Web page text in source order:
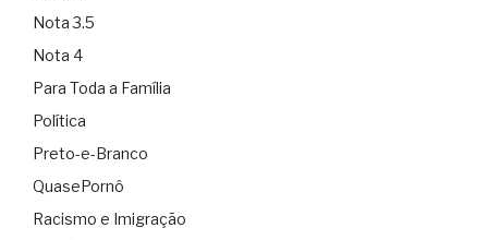
Nota 3.5
Nota 4
Para Toda a Família
Política
Preto-e-Branco
QuasePornô
Racismo e Imigração